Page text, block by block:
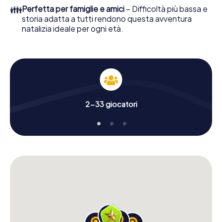
natalizio. Perciò regala ai tuoi colleghi un indimenticabile
chiusura dell'anno ed inserisci la Avventura Natalizia nel
programma della tua festa di Natale aziendale a
👪Perfetta per famiglie e amici – Difficoltà più bassa e
storia adatta a tutti rendono questa avventura
natalizia ideale per ogni età.
2-33 giocatori